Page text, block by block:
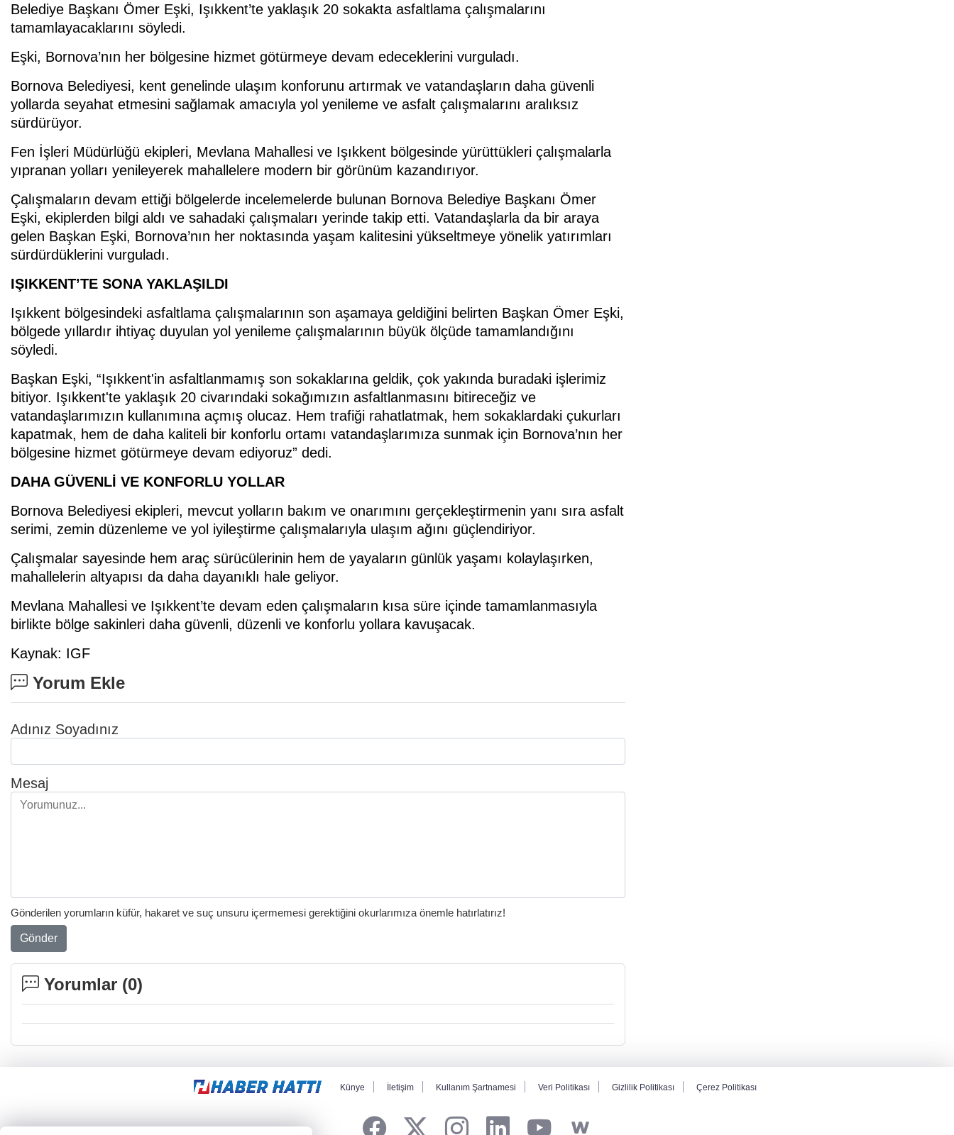
Belediye Başkanı Ömer Eşki, Işıkkent’te yaklaşık 20 sokakta asfaltlama çalışmalarını
tamamlayacaklarını söyledi.
Eşki, Bornova’nın her bölgesine hizmet götürmeye devam edeceklerini vurguladı.
Bornova Belediyesi, kent genelinde ulaşım konforunu artırmak ve vatandaşların daha güvenli
yollarda seyahat etmesini sağlamak amacıyla yol yenileme ve asfalt çalışmalarını aralıksız
sürdürüyor.
Fen İşleri Müdürlüğü ekipleri, Mevlana Mahallesi ve Işıkkent bölgesinde yürüttükleri çalışmalarla
yıpranan yolları yenileyerek mahallelere modern bir görünüm kazandırıyor.
Çalışmaların devam ettiği bölgelerde incelemelerde bulunan Bornova Belediye Başkanı Ömer
Eşki, ekiplerden bilgi aldı ve sahadaki çalışmaları yerinde takip etti. Vatandaşlarla da bir araya
gelen Başkan Eşki, Bornova’nın her noktasında yaşam kalitesini yükseltmeye yönelik yatırımları
sürdürdüklerini vurguladı.
IŞIKKENT’TE SONA YAKLAŞILDI
Işıkkent bölgesindeki asfaltlama çalışmalarının son aşamaya geldiğini belirten Başkan Ömer Eşki,
bölgede yıllardır ihtiyaç duyulan yol yenileme çalışmalarının büyük ölçüde tamamlandığını
söyledi.
Başkan Eşki, “Işıkkent'in asfaltlanmamış son sokaklarına geldik, çok yakında buradaki işlerimiz
bitiyor. Işıkkent'te yaklaşık 20 civarındaki sokağımızın asfaltlanmasını bitireceğiz ve
vatandaşlarımızın kullanımına açmış olucaz. Hem trafiği rahatlatmak, hem sokaklardaki çukurları
kapatmak, hem de daha kaliteli bir konforlu ortamı vatandaşlarımıza sunmak için Bornova’nın her
bölgesine hizmet götürmeye devam ediyoruz” dedi.
DAHA GÜVENLİ VE KONFORLU YOLLAR
Bornova Belediyesi ekipleri, mevcut yolların bakım ve onarımını gerçekleştirmenin yanı sıra asfalt
serimi, zemin düzenleme ve yol iyileştirme çalışmalarıyla ulaşım ağını güçlendiriyor.
Çalışmalar sayesinde hem araç sürücülerinin hem de yayaların günlük yaşamı kolaylaşırken,
mahallelerin altyapısı da daha dayanıklı hale geliyor.
Mevlana Mahallesi ve Işıkkent’te devam eden çalışmaların kısa süre içinde tamamlanmasıyla
birlikte bölge sakinleri daha güvenli, düzenli ve konforlu yollara kavuşacak.
Kaynak: IGF
Yorum Ekle
Adınız Soyadınız
Mesaj
Gönderilen yorumların küfür, hakaret ve suç unsuru içermemesi gerektiğini okurlarımıza önemle hatırlatırız!
Gönder
Yorumlar (0)
Künye İletişim Kullanım Şartnamesi Veri Politikası Gizlilik Politikası Çerez Politikası